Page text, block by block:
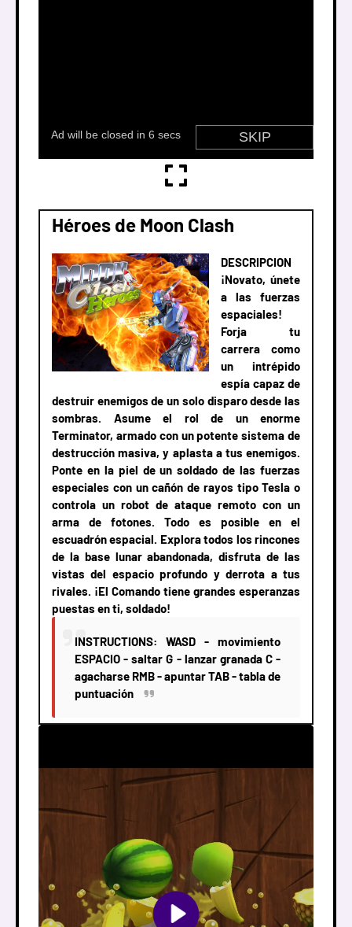
Héroes de Moon Clash
DESCRIPCION
¡Novato, únete
a las fuerzas
espaciales!
Forja tu
carrera como
un intrépido
espía capaz de
destruir enemigos de un solo disparo desde las
sombras. Asume el rol de un enorme
Terminator, armado con un potente sistema de
destrucción masiva, y aplasta a tus enemigos.
Ponte en la piel de un soldado de las fuerzas
especiales con un cañón de rayos tipo Tesla o
controla un robot de ataque remoto con un
arma de fotones. Todo es posible en el
escuadrón espacial. Explora todos los rincones
de la base lunar abandonada, disfruta de las
vistas del espacio profundo y derrota a tus
rivales. ¡El Comando tiene grandes esperanzas
puestas en ti, soldado!
INSTRUCTIONS: WASD - movimiento
ESPACIO - saltar G - lanzar granada C -
agacharse RMB - apuntar TAB - tabla de
puntuación